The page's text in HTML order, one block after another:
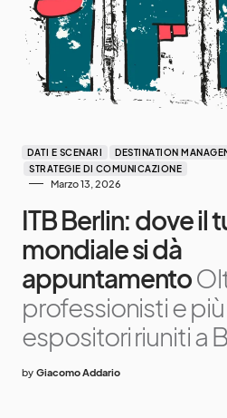
DATI E SCENARI DESTINATION
STRATEGIE DI COMUNICAZIONE
Marzo 13, 2026
ITB Berlin: dove il
mondiale si dà
appuntamento
professionisti e
espositori riuniti a
by Giacomo Addario